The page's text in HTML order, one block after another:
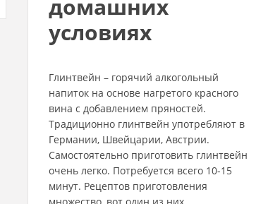
домашних
условиях
Глинтвейн – горячий алкогольный
напиток на основе нагретого красного
вина с добавлением пряностей.
Традиционно глинтвейн употребляют в
Германии, Швейцарии, Австрии.
Самостоятельно приготовить глинтвейн
очень легко. Потребуется всего 10-15
минут. Рецептов приготовления